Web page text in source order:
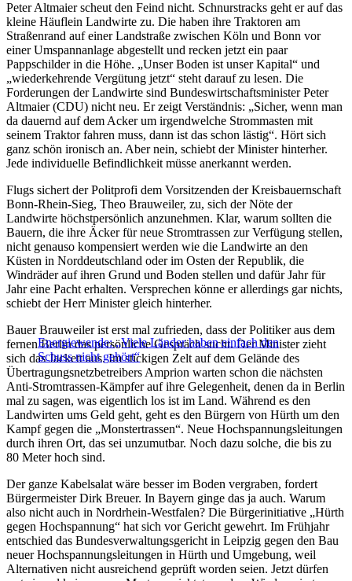
Peter Altmaier scheut den Feind nicht. Schnurstracks geht er auf das
kleine Häuflein Landwirte zu. Die haben ihre Traktoren am
Straßenrand auf einer Landstraße zwischen Köln und Bonn vor
einer Umspannanlage abgestellt und recken jetzt ein paar
Pappschilder in die Höhe. „Unser Boden ist unser Kapital“ und
„wiederkehrende Vergütung jetzt“ steht darauf zu lesen. Die
Forderungen der Landwirte sind Bundeswirtschaftsminister Peter
Altmaier (CDU) nicht neu. Er zeigt Verständnis: „Sicher, wenn man
da dauernd auf dem Acker um irgendwelche Strommasten mit
seinem Traktor fahren muss, dann ist das schon lästig“. Hört sich
ganz schön ironisch an. Aber nein, schiebt der Minister hinterher.
Jede individuelle Befindlichkeit müsse anerkannt werden.
Flugs sichert der Politprofi dem Vorsitzenden der Kreisbauernschaft
Bonn-Rhein-Sieg, Theo Brauweiler, zu, sich der Nöte der
Landwirte höchstpersönlich anzunehmen. Klar, warum sollten die
Bauern, die ihre Äcker für neue Stromtrassen zur Verfügung stellen,
nicht genauso kompensiert werden wie die Landwirte an den
Küsten in Norddeutschland oder im Osten der Republik, die
Windräder auf ihren Grund und Boden stellen und dafür Jahr für
Jahr eine Pacht erhalten. Versprechen könne er allerdings gar nichts,
schiebt der Herr Minister gleich hinterher.
Energiewende: „Viele Länder haben einfach den
Schuss nicht gehört“
Bauer Brauweiler ist erst mal zufrieden, dass der Politiker aus dem
fernen Berlin das persönliche Gespräch sucht. Der Minister zieht
sich das Jackett aus. Im stickigen Zelt auf dem Gelände des
Übertragungsnetzbetreibers Amprion warten schon die nächsten
Anti-Stromtrassen-Kämpfer auf ihre Gelegenheit, denen da in Berlin
mal zu sagen, was eigentlich los ist im Land. Während es den
Landwirten ums Geld geht, geht es den Bürgern von Hürth um den
Kampf gegen die „Monstertrassen“. Neue Hochspannungsleitungen
durch ihren Ort, das sei unzumutbar. Noch dazu solche, die bis zu
80 Meter hoch sind.
Der ganze Kabelsalat wäre besser im Boden vergraben, fordert
Bürgermeister Dirk Breuer. In Bayern ginge das ja auch. Warum
also nicht auch in Nordrhein-Westfalen? Die Bürgerinitiative „Hürth
gegen Hochspannung“ hat sich vor Gericht gewehrt. Im Frühjahr
entschied das Bundesverwaltungsgericht in Leipzig gegen den Bau
neuer Hochspannungsleitungen in Hürth und Umgebung, weil
Alternativen nicht ausreichend geprüft worden seien. Jetzt dürfen